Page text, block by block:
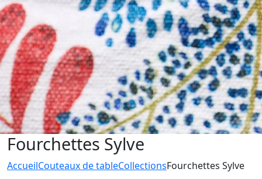
Fourchettes Sylve
AccueilCouteaux de tableCollectionsFourchettes Sylve